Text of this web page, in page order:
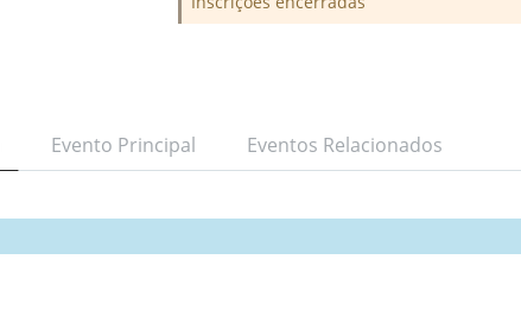
Evento Principal Eventos Relacionados